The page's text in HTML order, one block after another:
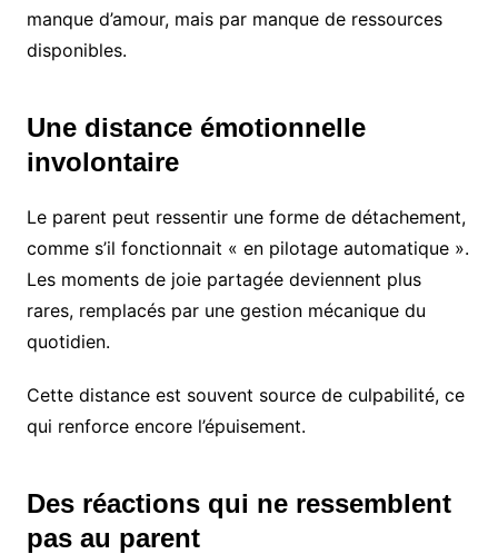
manque d’amour, mais par manque de ressources
disponibles.
Une distance émotionnelle
involontaire
Le parent peut ressentir une forme de détachement,
comme s’il fonctionnait « en pilotage automatique ».
Les moments de joie partagée deviennent plus
rares, remplacés par une gestion mécanique du
quotidien.
Cette distance est souvent source de culpabilité, ce
qui renforce encore l’épuisement.
Des réactions qui ne ressemblent
pas au parent